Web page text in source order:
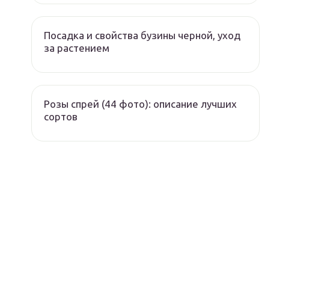
Посадка и свойства бузины черной, уход
за растением
Розы спрей (44 фото): описание лучших
сортов